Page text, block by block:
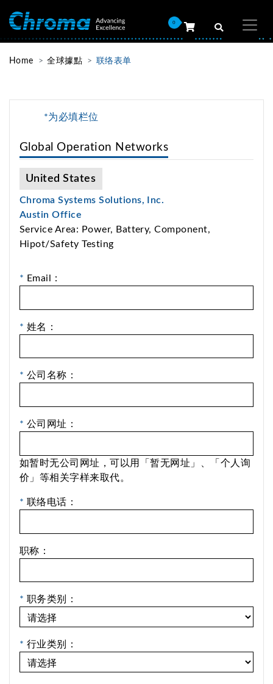
0
Home 全球據點 联络表单
*为必填栏位
Global Operation Networks
United States
Chroma Systems Solutions, Inc.
Austin Office
Service Area: Power, Battery, Component,
Hipot/Safety Testing
* Email：
* 姓名：
* 公司名称：
* 公司网址：
如暂时无公司网址，可以用「暂无网址」、「个人询
价」等相关字样来取代。
* 联络电话：
职称：
* 职务类别：
* 行业类别：